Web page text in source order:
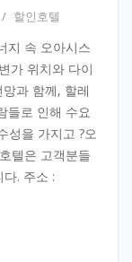
/ 할인호텔
지 속 오아시스
가 위치와 다이
과 함께, 할레
들로 인해 수요
성을 가지고 ?오
텔은 고객분들
. 주소 :